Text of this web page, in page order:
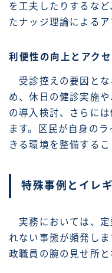
を工夫したりするな
たナッジ理論によるア
利便性の向上とアク
受診控えの要因とな
め、休日の健診実施
の導入検討、さらに
ます。区民が自身の
きる環境を整備するこ
特殊事例とイレ
実務においては、定
れない事態が頻発し
政職員の腕の見せ所と